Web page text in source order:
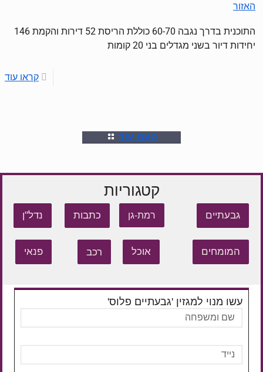
האזור
התוכנית בדרך נגבה 60-70 כוללת הריסת 52 דירות והקמת 146
יחידות דיור בשני מגדלים בני 20 קומות
קראו עוד
טענו עוד
קטגוריות
גבעתיים רמת-גן כתבות נדל"ן
המומחים אוכל רכב פנאי
עשו מנוי למגזין 'גבעתיים פלוס'